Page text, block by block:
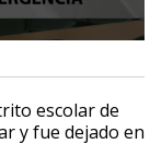
escolar de
y fue dejado en